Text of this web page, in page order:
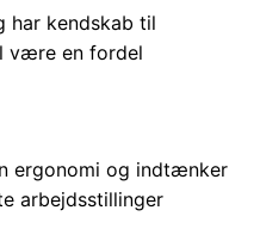
har kendskab til
være en fordel
ergonomi og indtænker
arbejdsstillinger